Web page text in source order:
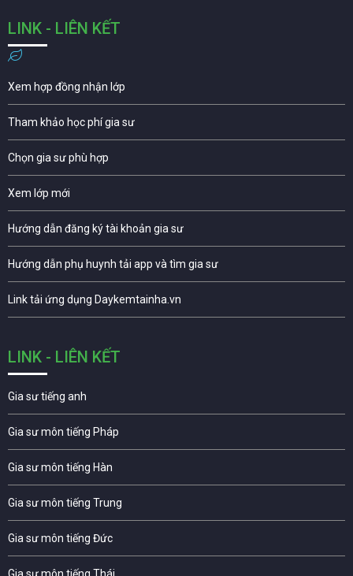
LINK - LIÊN KẾT
Xem hợp đồng nhận lớp
Tham khảo học phí gia sư
Chọn gia sư phù hợp
Xem lớp mới
Hướng dẫn đăng ký tài khoản gia sư
Hướng dẫn phụ huynh tải app và tìm gia sư
Link tải ứng dụng Daykemtainha.vn
LINK - LIÊN KẾT
Gia sư tiếng anh
Gia sư môn tiếng Pháp
Gia sư môn tiếng Hàn
Gia sư môn tiếng Trung
Gia sư môn tiếng Đức
Gia sư môn tiếng Thái